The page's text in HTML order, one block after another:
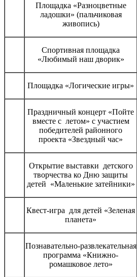
Площадка «Разноцветные
ладошки» (пальчиковая
живопись)
Спортивная площадка
«Любимый наш дворик»
Площадка «Логические игры»
Праздничный концерт «Пойте
вместе с летом» с участием
победителей районного
проекта «Звездный час»
Открытие выставки детского
творчества ко Дню защиты
детей «Маленькие затейники»
Квест-игра для детей «Зеленая
планета»
Познавательно-развлекательная
программа «Книжно-
ромашковое лето»